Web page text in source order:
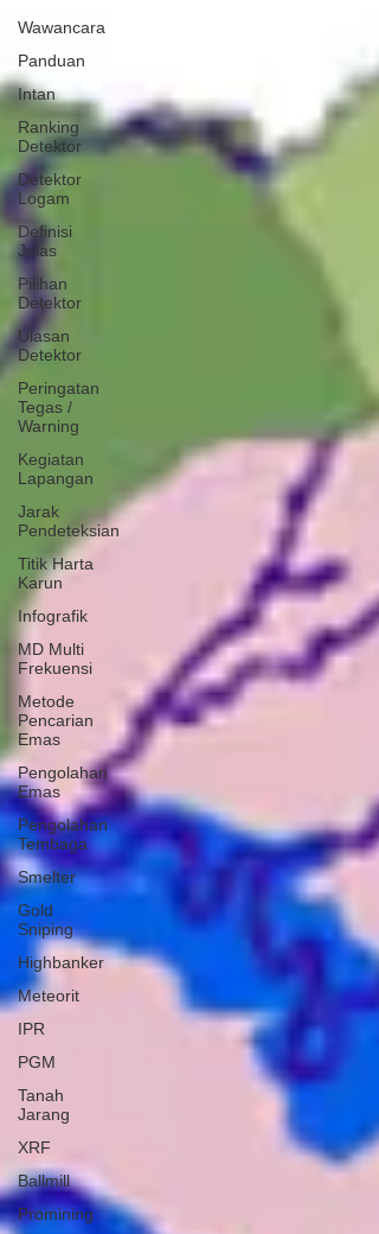
Wawancara
Panduan
Intan
Ranking
Detektor
Detektor
Logam
Definisi
Jelas
Pilihan
Detektor
Ulasan
Detektor
Peringatan
Tegas /
Warning
Kegiatan
Lapangan
Jarak
Pendeteksian
Titik Harta
Karun
Infografik
MD Multi
Frekuensi
Metode
Pencarian
Emas
Pengolahan
Emas
Pengolahan
Tembaga
Smelter
Gold
Sniping
Highbanker
Meteorit
IPR
PGM
Tanah
Jarang
XRF
Ballmill
Promining